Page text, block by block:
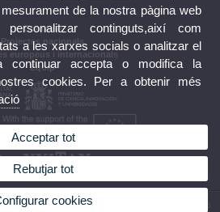
Contacte
Projectes nacionals
europeus i internacionals
Equip
s/n, 46022 València. Espanya. Tel. (+34) 96 162 52 95
de la nostra pàgina web
continguts,així com
a les xarxes socials o analitzar el
continuar accepta o modifica la
cookies. Per a obtenir més
Acceptar tot
Rebutjar tot
cookies